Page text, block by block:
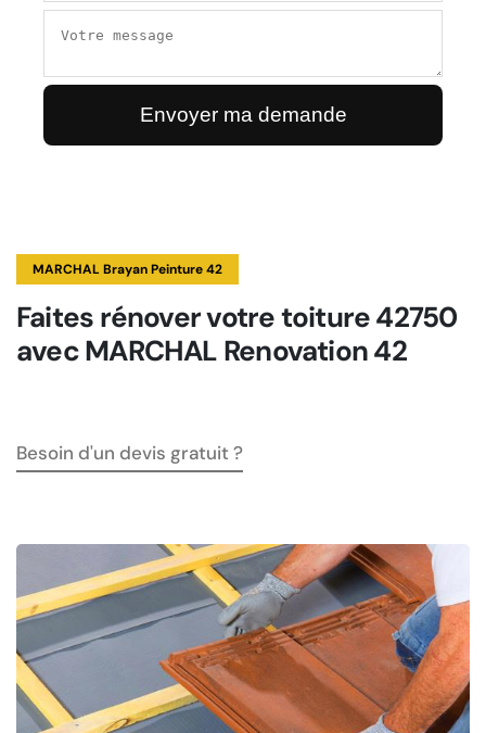
MARCHAL Brayan Peinture 42
Faites rénover votre toiture 42750
avec MARCHAL Renovation 42
Besoin d'un devis gratuit ?